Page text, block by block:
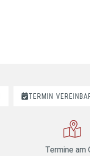
TERMIN
Termine am